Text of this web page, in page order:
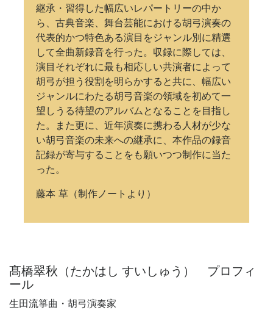
継承・習得した幅広いレパートリーの中か
ら、古典音楽、舞台芸能における胡弓演奏の
代表的かつ特色ある演目をジャンル別に精選
して全曲新録音を行った。収録に際しては、
演目それぞれに最も相応しい共演者によって
胡弓が担う役割を明らかすると共に、幅広い
ジャンルにわたる胡弓音楽の領域を初めて一
望しうる待望のアルバムとなることを目指し
た。また更に、近年演奏に携わる人材が少な
い胡弓音楽の未来への継承に、本作品の録音
記録が寄与することをも願いつつ制作に当た
った。
藤本 草（制作ノートより）
髙橋翠秋（たかはし すいしゅう） プロフィ
ール
生田流箏曲・胡弓演奏家